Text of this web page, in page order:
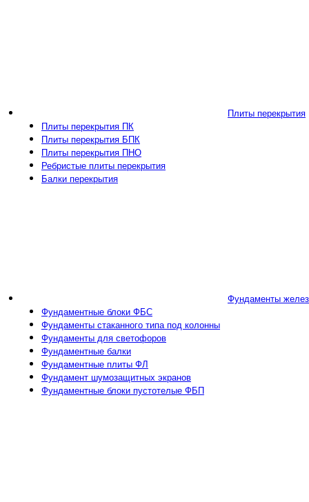
Плиты перекрытия
Плиты перекрытия ПК
Плиты перекрытия БПК
Плиты перекрытия ПНО
Ребристые плиты перекрытия
Балки перекрытия
Фундаменты
Фундаментные блоки ФБС
Фундаменты стаканного типа под колонны
Фундаменты для светофоров
Фундаментные балки
Фундаментные плиты ФЛ
Фундамент шумозащитных экранов
Фундаментные блоки пустотелые ФБП